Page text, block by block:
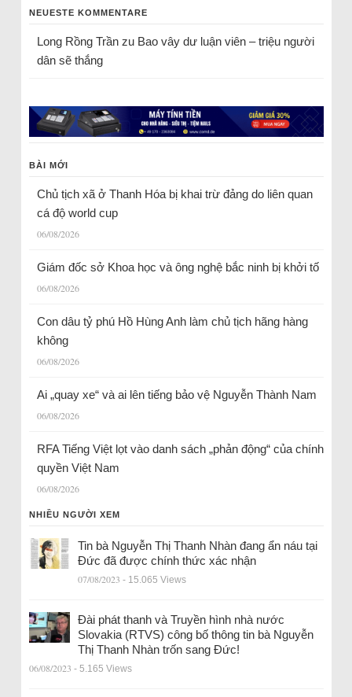
NEUESTE KOMMENTARE
Long Rồng Trầnzu Bao vây dư luận viên – triệu người
dân sẽ thắng
BÀI MỚI
Chủ tịch xã ở Thanh Hóa bị khai trừ đảng do liên quan
cá độ world cup
06/08/2026
Giám đốc sở Khoa học và ông nghệ bắc ninh bị khởi tố
06/08/2026
Con dâu tỷ phú Hồ Hùng Anh làm chủ tịch hãng hàng
không
06/08/2026
Ai „quay xe“ và ai lên tiếng bảo vệ Nguyễn Thành Nam
06/08/2026
RFA Tiếng Việt lọt vào danh sách „phản động“ của chính
quyền Việt Nam
06/08/2026
NHIỀU NGƯỜI XEM
Tin bà Nguyễn Thị Thanh Nhàn đang ẩn náu tại
Đức đã được chính thức xác nhận
07/08/2023 - 15.065 Views
Đài phát thanh và Truyền hình nhà nước
Slovakia (RTVS) công bố thông tin bà Nguyễn
Thị Thanh Nhàn trốn sang Đức!
06/08/2023 - 5.165 Views